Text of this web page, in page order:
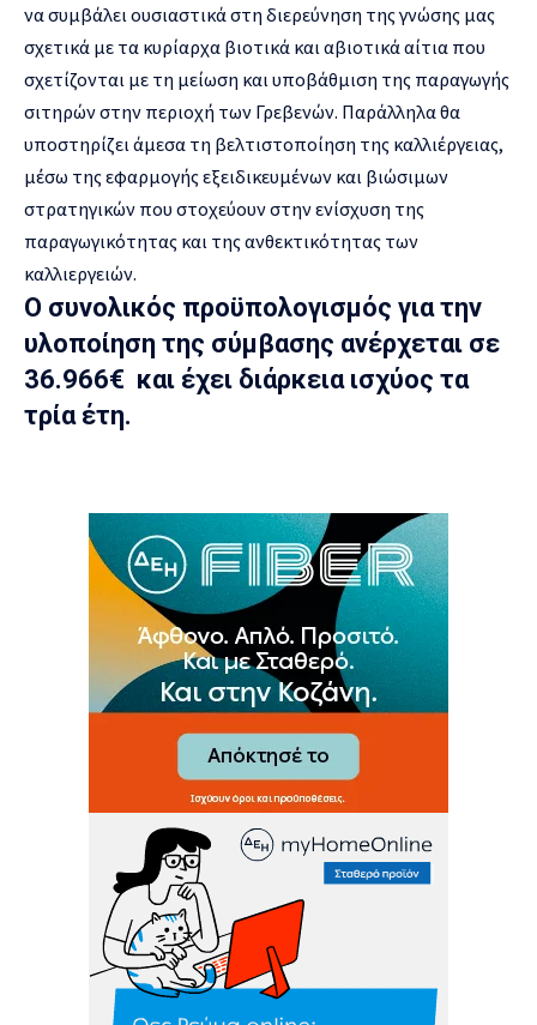
να συμβάλει ουσιαστικά στη διερεύνηση της γνώσης μας
σχετικά με τα κυρίαρχα βιοτικά και αβιοτικά αίτια που
σχετίζονται με τη μείωση και υποβάθμιση της παραγωγής
σιτηρών στην περιοχή των Γρεβενών. Παράλληλα θα
υποστηρίζει άμεσα τη βελτιστοποίηση της καλλιέργειας,
μέσω της εφαρμογής εξειδικευμένων και βιώσιμων
στρατηγικών που στοχεύουν στην ενίσχυση της
παραγωγικότητας και της ανθεκτικότητας των
καλλιεργειών.
Ο συνολικός προϋπολογισμός για την
υλοποίηση της σύμβασης ανέρχεται σε
36.966€ και έχει διάρκεια ισχύος τα
τρία έτη.